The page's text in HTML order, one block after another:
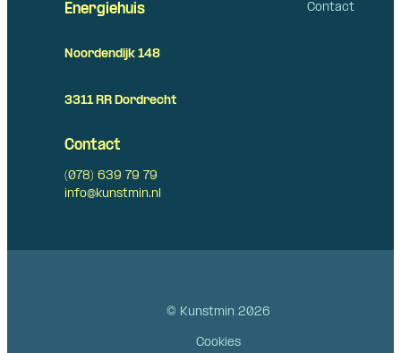
Contact
Energiehuis
Noordendijk 148
3311 RR Dordrecht
Contact
(078) 639 79 79
info@kunstmin.nl
© Kunstmin 2026
Cookies